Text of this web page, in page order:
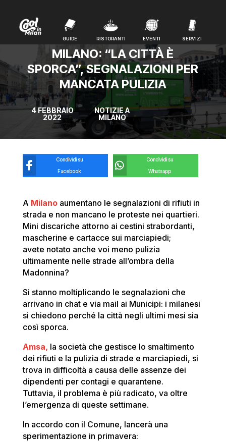
GUIDE RISTORANTI EVENTI SERVIZI
GUIDE RISTORANTI EVENTI SERVIZI
MILANO: “LA CITTÀ È
SPORCA”, SEGNALAZIONI PER
MANCATA PULIZIA
4 FEBBRAIO
2022
NOTIZIE A
MILANO
Condividi su
Facebook
Condividi su
Whatsapp
A Milano aumentano le segnalazioni di rifiuti in
strada e non mancano le proteste nei quartieri.
Mini discariche attorno ai cestini strabordanti,
mascherine e cartacce sui marciapiedi;
avete notato anche voi meno pulizia
ultimamente nelle strade all’ombra della
Madonnina?
Si stanno moltiplicando le segnalazioni che
arrivano in chat e via mail ai Municipi: i milanesi
si chiedono perché la città negli ultimi mesi sia
così sporca.
Amsa, la società che gestisce lo smaltimento
dei rifiuti e la pulizia di strade e marciapiedi, si
trova in difficoltà a causa delle assenze dei
dipendenti per contagi e quarantene.
Tuttavia, il problema è più radicato, va oltre
l’emergenza di queste settimane.
In accordo con il Comune, lancerà una
sperimentazione in primavera: